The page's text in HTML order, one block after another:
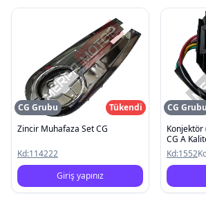
CG Grubu
Tükendi
Zincir Muhafaza Set CG
Kd:114222
Giriş yapınız
CG Grubu
Konjektör
CG A
Kd:1552